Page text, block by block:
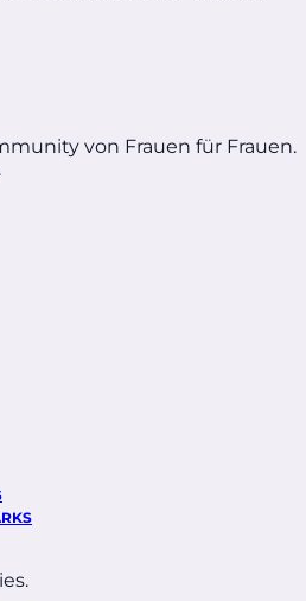
von Frauen für Frauen.